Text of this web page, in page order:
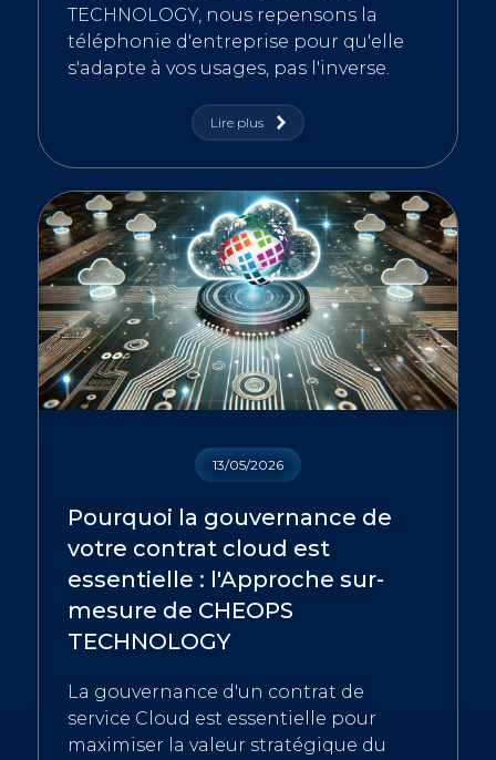
TECHNOLOGY, nous repensons la
téléphonie d'entreprise pour qu'elle
s'adapte à vos usages, pas l'inverse.
Lire plus
13/05/2026
Pourquoi la gouvernance de
votre contrat cloud est
essentielle : l'Approche sur-
mesure de CHEOPS
TECHNOLOGY
La gouvernance d'un contrat de
service Cloud est essentielle pour
maximiser la valeur stratégique du